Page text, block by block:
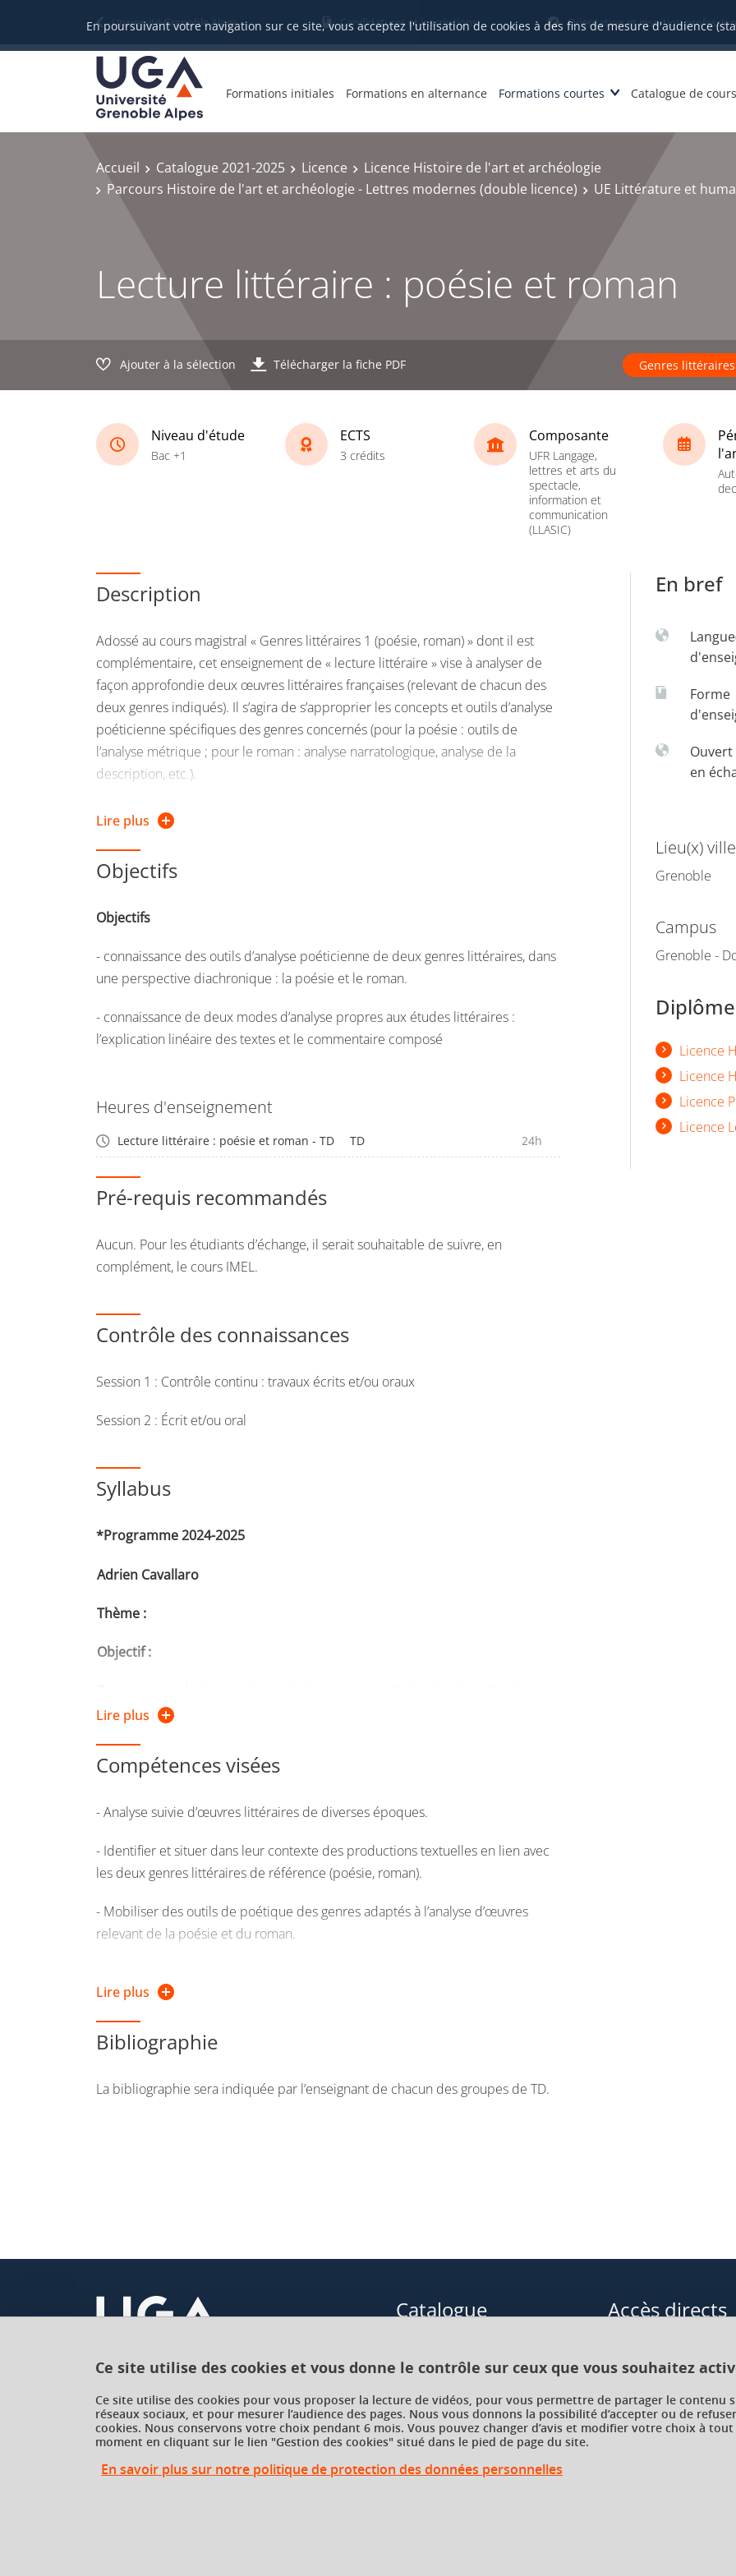
Ce site utilise des cookies et vous donne le contrôle sur ceux que vous souhaitez
Ce site utilise des cookies pour vous proposer la lecture de vidéos, pour vous permettre de partager le contenu
réseaux sociaux, et pour mesurer l’audience des pages. Nous vous donnons la possibilité d’accepter ou de
cookies. Nous conservons votre choix pendant 6 mois. Vous pouvez changer d’avis et modifier votre choix à tout
moment en cliquant sur le lien "Gestion des cookies" situé dans le pied de page du site.
En savoir plus sur notre politique de protection des données personnelles
En poursuivant votre navigation sur ce site, vous acceptez l'utilisation de cookies à des fins de mesure d'audience
Université Grenoble Alpes Candidatures et inscriptions Orientation et insertion
Formations initiales Formations en alternance Formations courtes Catalogue de cours
Accueil Catalogue 2021-2025 Licence
Licence Histoire de l'art et archéologie
Parcours Histoire de l'art et archéologie - Lettres modernes (double licence)
UE Littérature et
Lecture littéraire : poésie et roman
Ajouter à la sélection Télécharger la fiche PDF Genres littéraires
Niveau d'étude
Bac +1
ECTS
3 crédits
Composante
UFR Langage,
lettres et arts du
spectacle,
information et
communication
(LLASIC)
Description
Adossé au cours magistral « Genres littéraires 1 (poésie, roman) » dont il est
complémentaire, cet enseignement de « lecture littéraire » vise à analyser de
façon approfondie deux œuvres littéraires françaises (relevant de chacun des
deux genres indiqués). Il s’agira de s’approprier les concepts et outils d’analyse
poéticienne spécifiques des genres concernés (pour la poésie : outils de
l’analyse métrique ; pour le roman : analyse narratologique, analyse de la
description, etc.).
6 heures (réparties au cours du semestre) seront consacrées à
l’approfondissement méthodologique des exercices d’évaluation propres à la
discipline (pour le S1 : explication linéaire des textes et commentaire
composé).
Lire plus
Objectifs
Objectifs
- connaissance des outils d’analyse poéticienne de deux genres littéraires, dans
une perspective diachronique : la poésie et le roman.
- connaissance de deux modes d’analyse propres aux études littéraires :
l’explication linéaire des textes et le commentaire composé
Heures d'enseignement
Lecture littéraire : poésie et roman - TD TD 24h
Pré-requis recommandés
Aucun. Pour les étudiants d’échange, il serait souhaitable de suivre, en
complément, le cours IMEL.
Contrôle des connaissances
Session 1 : Contrôle continu : travaux écrits et/ou oraux
Session 2 : Écrit et/ou oral
Syllabus
*Programme 2024-2025
Adrien Cavallaro
Thème :
Objectif :
Modalités d’évaluation :
Objectif :
Programme :
et d’éléphantsde Mathias Enard
Modalités d’évaluation :Deux travaux dans le semestre
Thème :poésie, roman
- Guillaume Apollinaire, Alcools[1913], Gallimard, coll. « Poésie ».
Lire plus
Compétences visées
- Analyse suivie d’œuvres littéraires de diverses époques.
- Identifier et situer dans leur contexte des productions textuelles en lien avec
les deux genres littéraires de référence (poésie, roman).
- Mobiliser des outils de poétique des genres adaptés à l’analyse d’œuvres
relevant de la poésie et du roman.
linéaire des textes et le commentaire composé.
Lire plus
Bibliographie
La bibliographie sera indiquée par l’enseignant de chacun des groupes de TD.
En bref
Forme
en
Lieu(x) ville
Grenoble
Campus
Grenoble -
Licence
Licence
Licence
Licence
Université Grenoble Alpes
621 avenue Centrale
38400 Saint-Martin-d'Hères
France
Catalogue
Formations courtes
Recherche par facultés, écoles,
instituts
Accès directs
Enseignements
choix (ETC)